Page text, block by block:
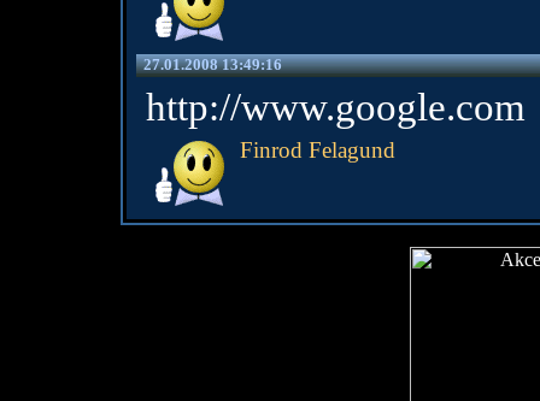
27.01.2008 13:49:16
http://www.google.com
Finrod Felagund